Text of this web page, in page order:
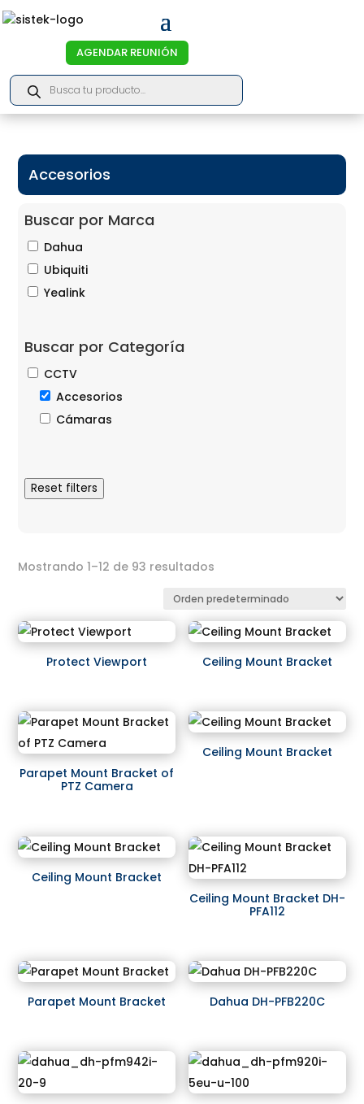
AGENDAR REUNIÓN
Products
search
Accesorios
Buscar por Marca
Dahua
Ubiquiti
Yealink
Buscar por Categoría
CCTV
Accesorios
Cámaras
Reset filters
Mostrando 1–12 de 93 resultados
Protect Viewport Ceiling Mount Bracket
Parapet Mount Bracket of
PTZ Camera
Ceiling Mount Bracket
Ceiling Mount Bracket
Ceiling Mount Bracket DH-
PFA112
Parapet Mount Bracket Dahua DH-PFB220C